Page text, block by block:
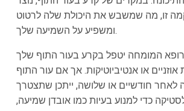
זו, מה שמשבש את היכולת שלה לרטוט
ומשפיע על השמיעה שלך.
המומחה יטפל בקרע בעור התוף שלך
או אנטיביוטיקות. אך אם עור התוף
חודשיים או שלושה, ייתכן שתצטרך
כדי למנוע בעיות כמו אובדן שמיעה,